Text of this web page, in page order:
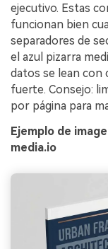
ejecutivo. Estas
funcionan bien
separadores de
el azul pizarra
datos se lean con
fuerte. Consejo:
por página para
Ejemplo de
media.io